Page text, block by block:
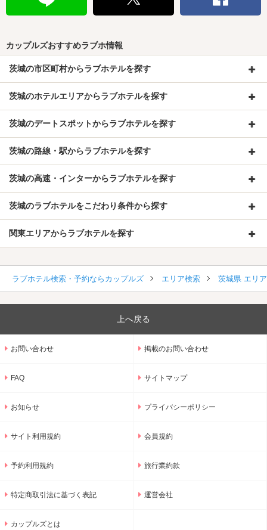
カップルズおすすめラブホ情報
茨城の市区町村からラブホテルを探す
茨城のホテルエリアからラブホテルを探す
茨城のデートスポットからラブホテルを探す
茨城の路線・駅からラブホテルを探す
茨城の高速・インターからラブホテルを探す
茨城のラブホテルをこだわり条件から探す
関東エリアからラブホテルを探す
ラブホテル検索・予約ならカップルズ エリア検索 茨城県 エリ
上へ戻る
お問い合わせ 掲載のお問い合わせ
FAQ サイトマップ
お知らせ プライバシーポリシー
サイト利用規約 会員規約
予約利用規約 旅行業約款
特定商取引法に基づく表記 運営会社
カップルズとは